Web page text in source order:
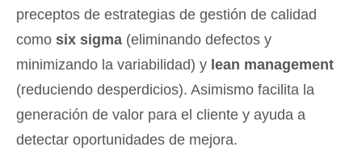
preceptos de estrategias de gestión de calidad
como six sigma (eliminando defectos y
minimizando la variabilidad) y lean management
(reduciendo desperdicios). Asimismo facilita la
generación de valor para el cliente y ayuda a
detectar oportunidades de mejora.